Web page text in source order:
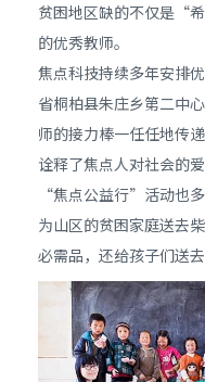
贫困地区缺的不仅是“
的优秀教师。
焦点科技持续多年安排
省桐柏县朱庄乡第二中
师的接力棒一任任地传
诠释了焦点人对社会的爱
“焦点公益行”活动也
为山区的贫困家庭送去
必需品，还给孩子们送